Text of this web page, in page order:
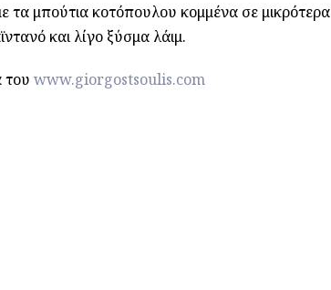
μπούτια κοτόπουλου κομμένα σε μικρότερα
και λίγο ξύσμα λάιμ.
του www.giorgostsoulis.com